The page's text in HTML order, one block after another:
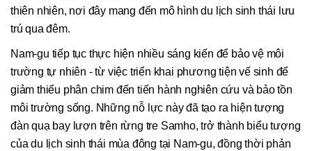
thiên nhiên, nơi đây mang đến mô hình du lịch sinh thái lưu
trú qua đêm.
Nam-gu tiếp tục thực hiện nhiều sáng kiến để bảo vệ môi
trường tự nhiên - từ việc triển khai phương tiện vế sinh để
giảm thiểu phân chim đến tiến hành nghiên cứu và bảo tồn
môi trường sống. Những nỗ lực này đã tạo ra hiện tượng
đàn quạ bay lượn trên rừng tre Samho, trở thành biểu tượng
của du lịch sinh thái mùa đông tại Nam-gu, đồng thời phản